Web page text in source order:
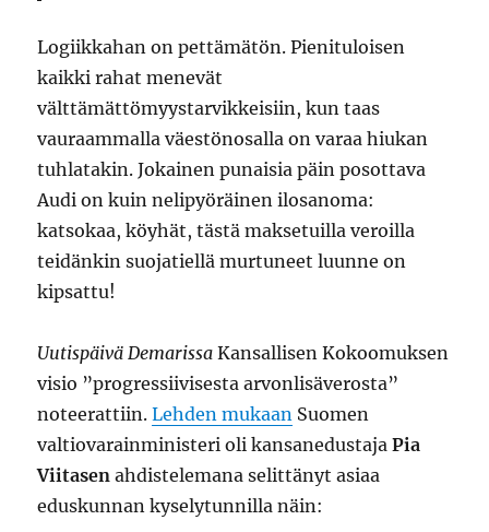
Logiikkahan on pettämätön. Pienituloisen
kaikki rahat menevät
välttämättömyystarvikkeisiin, kun taas
vauraammalla väestönosalla on varaa hiukan
tuhlatakin. Jokainen punaisia päin posottava
Audi on kuin nelipyöräinen ilosanoma:
katsokaa, köyhät, tästä maksetuilla veroilla
teidänkin suojatiellä murtuneet luunne on
kipsattu!
Uutispäivä Demarissa Kansallisen Kokoomuksen
visio ”progressiivisesta arvonlisäverosta”
noteerattiin.Lehden mukaan Suomen
valtiovarainministeri oli kansanedustajaPia
Viitasen ahdistelemana selittänyt asiaa
eduskunnan kyselytunnilla näin: